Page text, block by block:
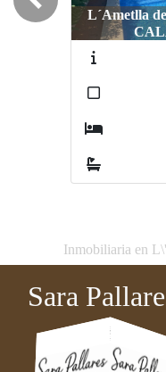
L´Ametlla de
CALAS
Previous
Inmobiliaria en
Sara